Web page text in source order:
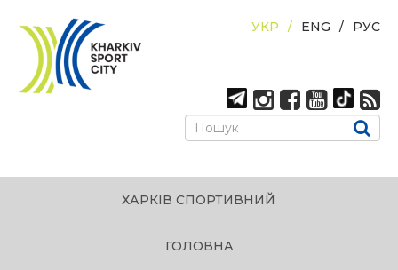
РУС
ENG
УКР
ХАРКІВ СПОРТИВНИЙ
ГОЛОВНА